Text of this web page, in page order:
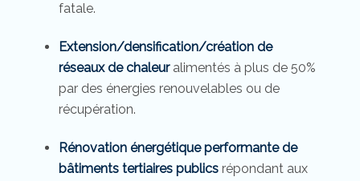
fatale.
Extension/densification/création de
réseaux de chaleuralimentés à plus de 50%
par des énergies renouvelables ou de
récupération.
Rénovation énergétique performante de
bâtiments tertiaires publicsrépondant aux